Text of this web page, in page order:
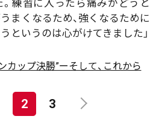
練習に入ったら痛みがどうと
うまくなるため、強くなるために
というのは心がけてきました」
カップ決勝”ーそして、これから
2 3